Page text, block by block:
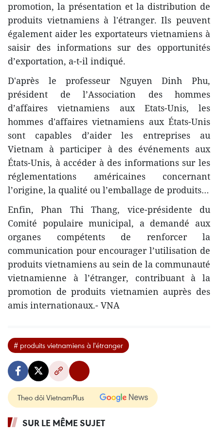
promotion, la présentation et la distribution de
produits vietnamiens à l'étranger. Ils peuvent
également aider les exportateurs vietnamiens à
saisir des informations sur des opportunités
d’exportation, a-t-il indiqué.
D'après le professeur Nguyen Dinh Phu,
président de l’Association des hommes
d’affaires vietnamiens aux Etats-Unis, les
hommes d'affaires vietnamiens aux États-Unis
sont capables d’aider les entreprises au
Vietnam à participer à des événements aux
États-Unis, à accéder à des informations sur les
réglementations américaines concernant
l’origine, la qualité ou l’emballage de produits…
Enfin, Phan Thi Thang, vice-présidente du
Comité populaire municipal, a demandé aux
organes compétents de renforcer la
communication pour encourager l’utilisation de
produits vietnamiens au sein de la communauté
vietnamienne à l’étranger, contribuant à la
promotion de produits vietnamien auprès des
amis internationaux.- VNA
# produits vietnamiens à l'étranger
Theo dõi VietnamPlus
SUR LE MÊME SUJET